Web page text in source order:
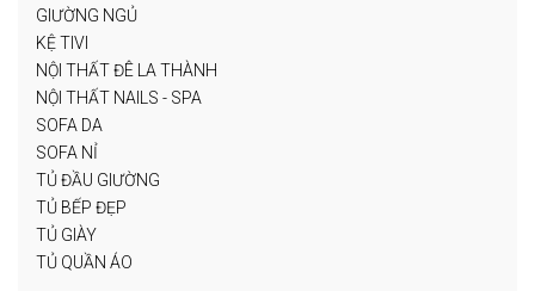
GIƯỜNG NGỦ
KỆ TIVI
NỘI THẤT ĐÊ LA THÀNH
NỘI THẤT NAILS - SPA
SOFA DA
SOFA NỈ
TỦ ĐẦU GIƯỜNG
TỦ BẾP ĐẸP
TỦ GIÀY
TỦ QUẦN ÁO